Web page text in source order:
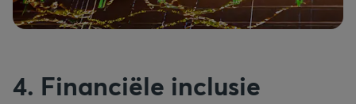
4. Financiële inclusie